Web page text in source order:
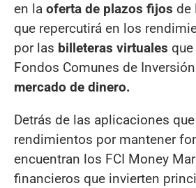
en la oferta de plazos fijos de
que repercutirá en los
por las billeteras virtuales
Fondos Comunes de
mercado de dinero.
Detrás de las aplicaciones
rendimientos por mantener
encuentran los FCI Money
financieros que invierten